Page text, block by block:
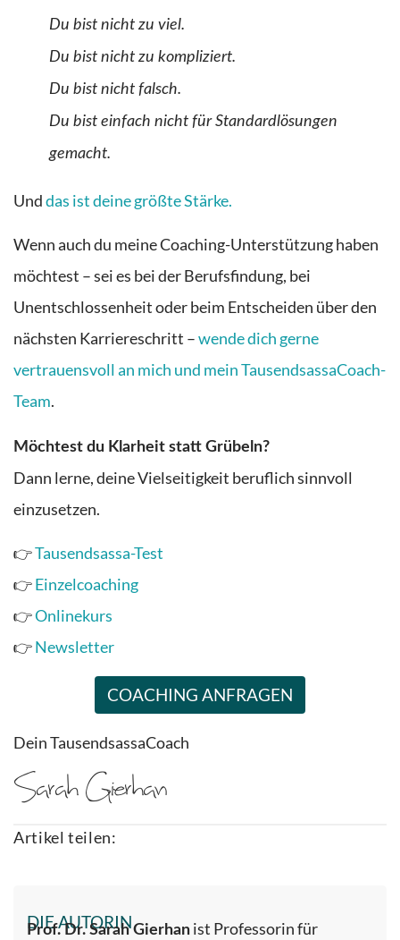
Du bist nicht zu viel.
Du bist nicht zu kompliziert.
Du bist nicht falsch.
Du bist einfach nicht für Standardlösungen
gemacht.
Unddas ist deine größte Stärke.
Wenn auch du meine Coaching-Unterstützung haben
möchtest – sei es bei der Berufsfindung, bei
Unentschlossenheit oder beim Entscheiden über den
nächsten Karriereschritt –wende dich gerne
vertrauensvoll an mich und mein TausendsassaCoach-
Team.
Möchtest du Klarheit statt Grübeln?
Dann lerne, deine Vielseitigkeit beruflich sinnvoll
einzusetzen.
👉Tausendsassa-Test
👉Einzelcoaching
👉Onlinekurs
👉Newsletter
COACHING ANFRAGEN
Dein TausendsassaCoach
Artikel teilen:
DIE AUTORIN
Prof. Dr. Sarah Gierhan ist Professorin für